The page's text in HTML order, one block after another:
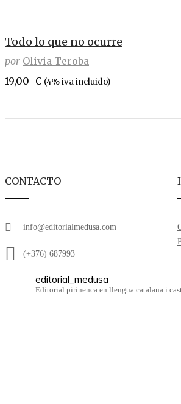
Todo lo que no ocurre
por Olivia Teroba
19,00 € (4% iva incluido)
CONTACTO
info@editorialmedusa.com
(+376) 687993
editorial_medusa
Editorial pirinenca en llengua catalana i